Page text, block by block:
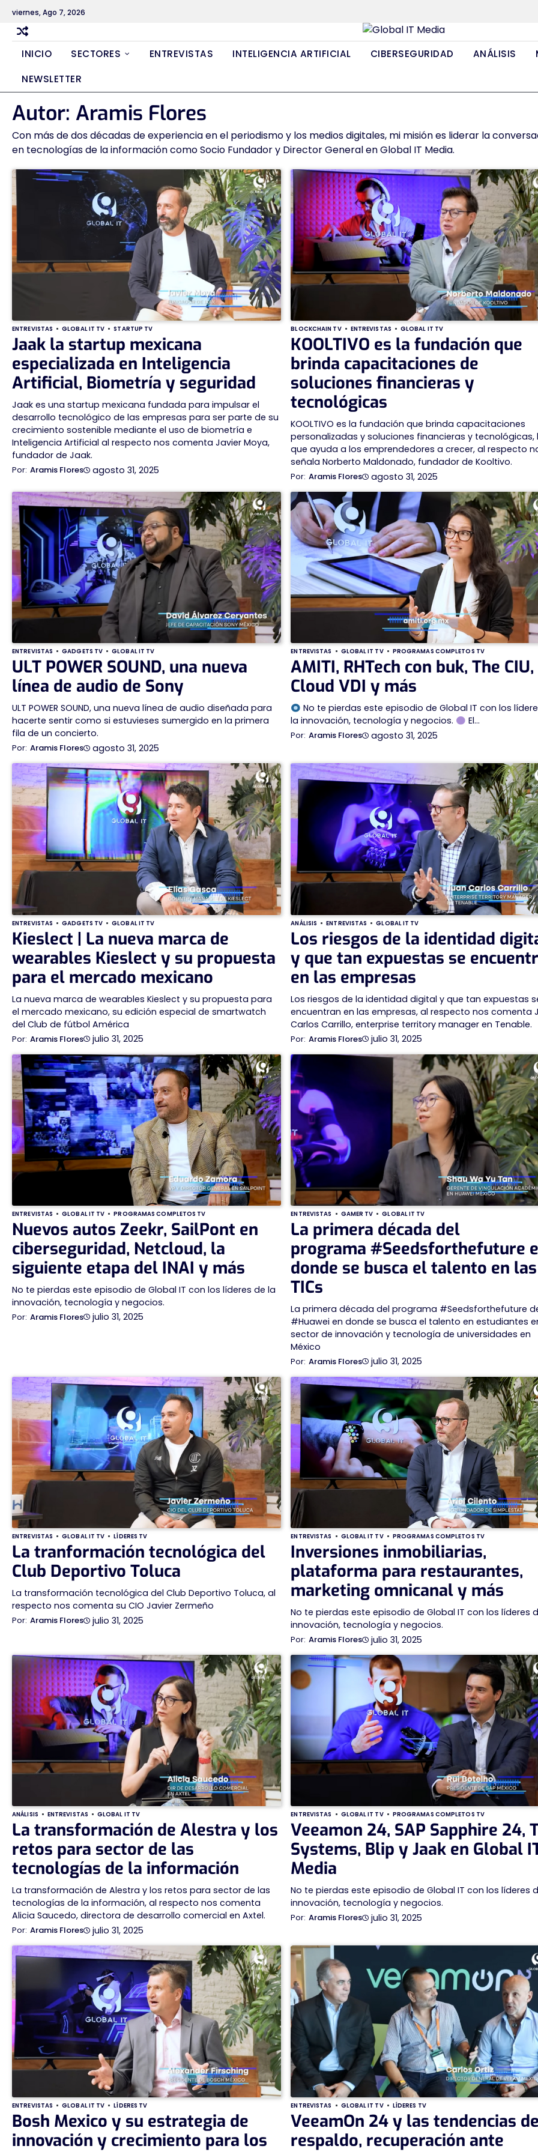
Skip
content
viernes, Ago 7, 2026
INICIO SECTORES ENTREVISTAS INTELIGENCIA ARTIFICIAL CIBERSEGURIDAD ANÁLISIS
NEWSLETTER
Autor: Aramis Flores
Con más de dos décadas de experiencia en el periodismo y los medios digitales, mi misión es liderar la
en tecnologías de la información como Socio Fundador y Director General en Global IT Media.
ENTREVISTAS GLOBAL IT TV STARTUP TV
Jaak la startup mexicana
especializada en Inteligencia
Artificial, Biometría y seguridad
Jaak es una startup mexicana fundada para impulsar el
desarrollo tecnológico de las empresas para ser parte de su
crecimiento sostenible mediante el uso de biometría e
Inteligencia Artificial al respecto nos comenta Javier Moya,
fundador de Jaak.
Aramis Flores agosto 31, 2025
BLOCKCHAIN TV ENTREVISTAS GLOBAL IT TV
KOOLTIVO es la fundación que
brinda capacitaciones de
soluciones financieras y
tecnológicas
KOOLTIVO es la fundación que brinda capacitaciones
personalizadas y soluciones financieras y tecnológicas,
que ayuda a los emprendedores a crecer, al respecto
señala Norberto Maldonado, fundador de Kooltivo.
Aramis Flores agosto 31, 2025
ENTREVISTAS GADGETS TV GLOBAL IT TV
ULT POWER SOUND, una nueva
línea de audio de Sony
ULT POWER SOUND, una nueva línea de audio diseñada para
hacerte sentir como si estuvieses sumergido en la primera
fila de un concierto.
Aramis Flores agosto 31, 2025
ENTREVISTAS GLOBAL IT TV PROGRAMAS COMPLETOS TV
AMITI, RHTech con buk, The CIU,
Cloud VDI y más
No te pierdas este episodio de Global IT con los
la innovación, tecnología y negocios.
El…
Aramis Flores agosto 31, 2025
ENTREVISTAS GADGETS TV GLOBAL IT TV
Kieslect | La nueva marca de
wearables Kieslect y su propuesta
para el mercado mexicano
La nueva marca de wearables Kieslect y su propuesta para
el mercado mexicano, su edición especial de smartwatch
del Club de fútbol América
Aramis Flores julio 31, 2025
ANÁLISIS ENTREVISTAS GLOBAL IT TV
Los riesgos de la identidad
y que tan expuestas se
en las empresas
Los riesgos de la identidad digital y que tan expuestas
encuentran en las empresas, al respecto nos comenta
Carlos Carrillo, enterprise territory manager en Tenable.
Aramis Flores julio 31, 2025
ENTREVISTAS GLOBAL IT TV PROGRAMAS COMPLETOS TV
Nuevos autos Zeekr, SailPont en
ciberseguridad, Netcloud, la
siguiente etapa del INAI y más
No te pierdas este episodio de Global IT con los líderes de la
innovación, tecnología y negocios.
Aramis Flores julio 31, 2025
ENTREVISTAS GAMER TV GLOBAL IT TV
La primera década del
programa #Seedsforthefuture
donde se busca el talento en las
TICs
La primera década del programa #Seedsforthefuture
#Huawei en donde se busca el talento en estudiantes
sector de innovación y tecnología de universidades en
México
Aramis Flores julio 31, 2025
ENTREVISTAS GLOBAL IT TV LÍDERES TV
La tranformación tecnológica del
Club Deportivo Toluca
La transformación tecnológica del Club Deportivo Toluca, al
respecto nos comenta su CIO Javier Zermeño
Aramis Flores julio 31, 2025
ENTREVISTAS GLOBAL IT TV PROGRAMAS COMPLETOS TV
Inversiones inmobiliarias,
plataforma para restaurantes,
marketing omnicanal y más
No te pierdas este episodio de Global IT con los líderes
innovación, tecnología y negocios.
Aramis Flores julio 31, 2025
ANÁLISIS ENTREVISTAS GLOBAL IT TV
La transformación de Alestra y los
retos para sector de las
tecnologías de la información
La transformación de Alestra y los retos para sector de las
tecnologías de la información, al respecto nos comenta
Alicia Saucedo, directora de desarrollo comercial en Axtel.
Aramis Flores julio 31, 2025
ENTREVISTAS GLOBAL IT TV PROGRAMAS COMPLETOS TV
Veeamon 24, SAP Sapphire 24,
Systems, Blip y Jaak en Global
Media
No te pierdas este episodio de Global IT con los líderes
innovación, tecnología y negocios.
Aramis Flores julio 31, 2025
ENTREVISTAS GLOBAL IT TV LÍDERES TV
Bosh Mexico y su estrategia de
innovación y crecimiento para los
ENTREVISTAS GLOBAL IT TV LÍDERES TV
VeeamOn 24 y las tendencias
respaldo, recuperación ante